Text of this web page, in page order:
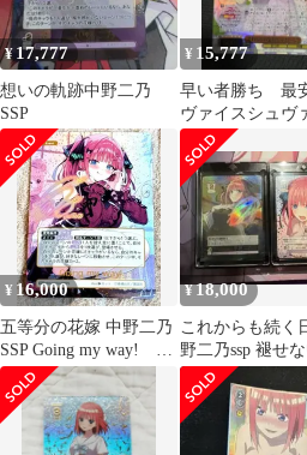
¥ 17,777
想いの軌跡中野二乃
SSP
¥ 15,777
早い者勝ち 最
ヴァイスシュヴ
変わらない気持
二乃 SSP
¥ 16,000
五等分の花嫁 中野二乃
SSP Going my way! お
まけ付
¥18,000
これからも続く
野二乃ssp 褪せ
中野二乃PRSP